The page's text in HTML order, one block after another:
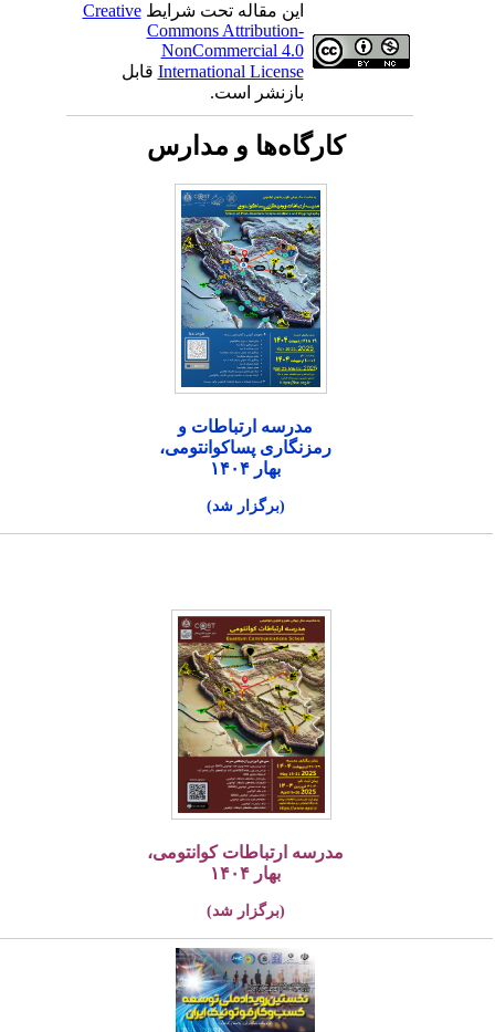
این مقاله تحت شرایطCreative
Commons Attribution-
NonCommercial 4.0
International Licenseقابل
بازنشر است.
کارگاه‌ها و مدارس
مدرسه ارتباطات و
رمزنگاری پساکوانتومی،
بهار ۱۴۰۴
(برگزار شد)
مدرسه ارتباطات کوانتومی،
بهار ۱۴۰۴
(برگزار شد)